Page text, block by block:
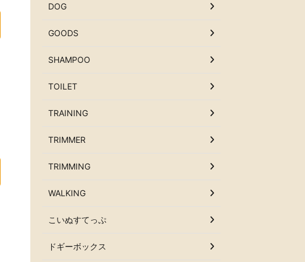
DOG
GOODS
SHAMPOO
TOILET
TRAINING
TRIMMER
TRIMMING
WALKING
こいぬすてっぷ
ドギーボックス